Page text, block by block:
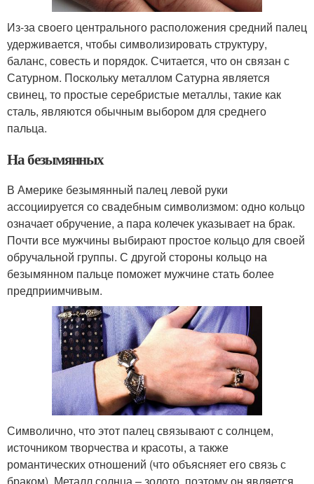
Из-за своего центрального расположения средний палец
удерживается, чтобы символизировать структуру,
баланс, совесть и порядок. Считается, что он связан с
Сатурном. Поскольку металлом Сатурна является
свинец, то простые серебристые металлы, такие как
сталь, являются обычным выбором для среднего
пальца.
На безымянных
В Америке безымянный палец левой руки
ассоциируется со свадебным символизмом: одно кольцо
означает обручение, а пара колечек указывает на брак.
Почти все мужчины выбирают простое кольцо для своей
обручальной группы. С другой стороны кольцо на
безымянном пальце поможет мужчине стать более
предприимчивым.
Символично, что этот палец связывают с солнцем,
источником творчества и красоты, а также
романтических отношений (что объясняет его связь с
браком). Металл солнца – золото, поэтому он является